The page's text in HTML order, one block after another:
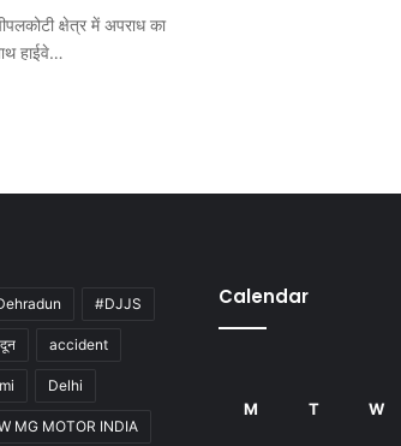
क्षेत्र में अपराध का
हाईवे…
#DJJS
accident
Delhi
MG MOTOR INDIA
Calendar
M T W